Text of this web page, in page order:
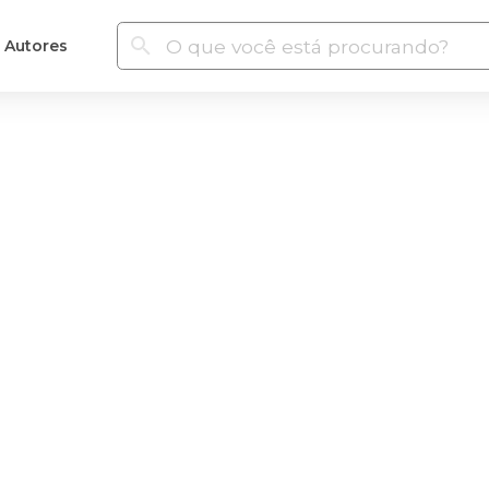
Autores